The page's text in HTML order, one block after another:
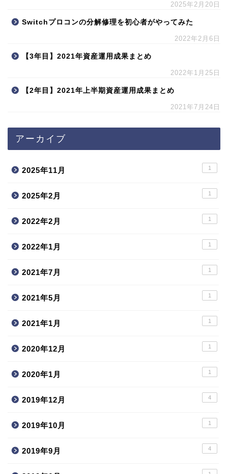
2025年2月20日
Switchプロコンの分解修理を初心者がやってみた
2022年2月6日
【3年目】2021年資産運用成果まとめ
2022年1月25日
【2年目】2021年上半期資産運用成果まとめ
2021年7月24日
アーカイブ
2025年11月 1
2025年2月 1
2022年2月 1
2022年1月 1
2021年7月 1
2021年5月 1
2021年1月 1
2020年12月 1
2020年1月 1
2019年12月 4
2019年10月 1
2019年9月 4